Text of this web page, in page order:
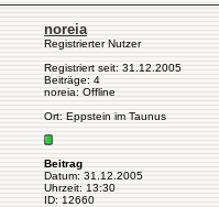
noreia
Registrierter Nutzer
Registriert seit: 31.12.2005
Beiträge: 4
noreia: Offline
Ort: Eppstein im Taunus
Beitrag
Datum: 31.12.2005
Uhrzeit: 13:30
ID: 12660